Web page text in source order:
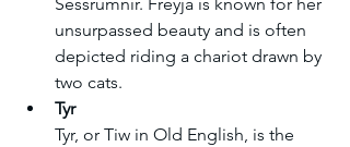
Sessrúmnir. Freyja is known for her
unsurpassed beauty and is often
depicted riding a chariot drawn by
two cats.
Tyr
Tyr, or Tiw in Old English, is the